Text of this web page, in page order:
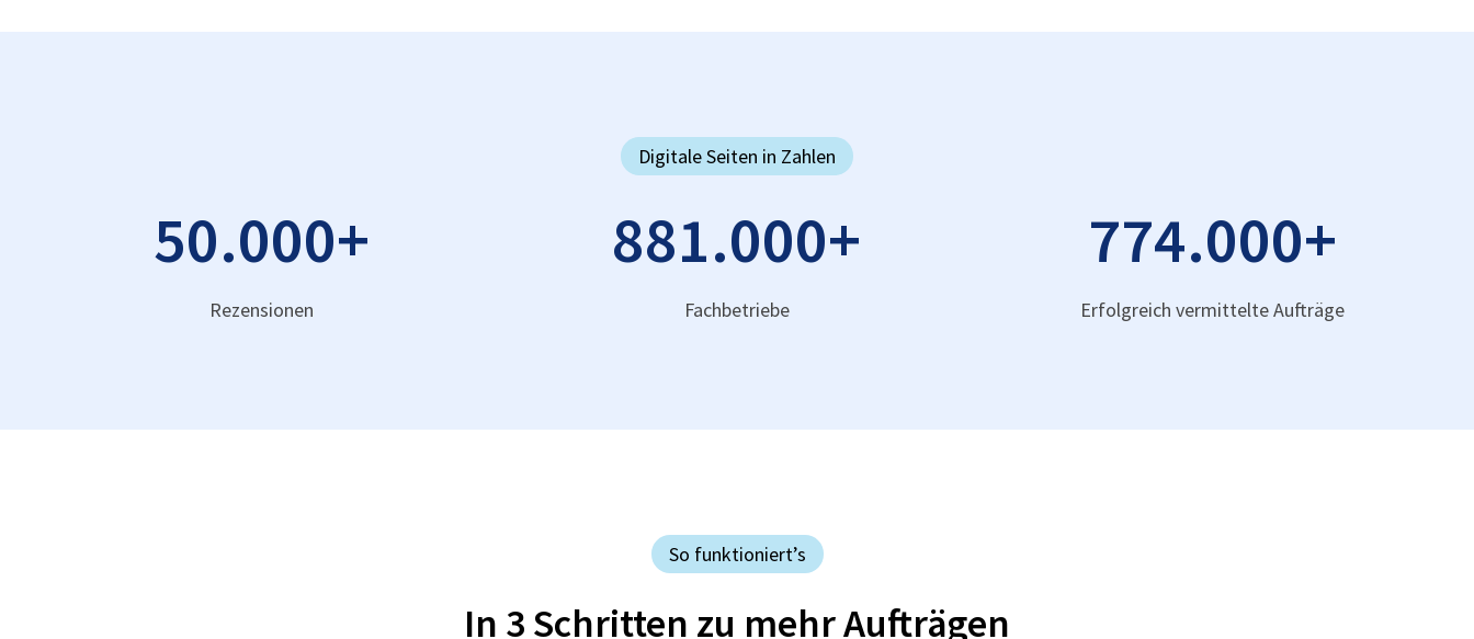
Digitale Seiten in Zahlen
50.000+
Rezensionen
881.000+
Fachbetriebe
774.000+
Erfolgreich vermittelte Aufträge
So funktioniert’s
In 3 Schritten zu mehr Aufträgen